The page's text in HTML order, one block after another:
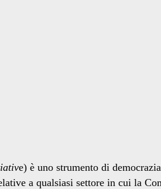
e) è uno strumento di
a qualsiasi settore in cui la